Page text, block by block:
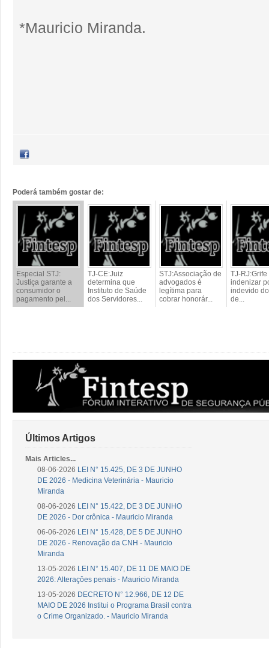
*Mauricio Miranda.
Poderá também gostar de:
Especial STJ:
Justiça garante a
consumidor o
pagamento pel...
TJ-CE:Juiz
determina que
Instituto de Saúde
dos Servidores...
STJ:Associação de
advogados é
legítima para
cobrar honorár...
TJ-
indenizar
indevido
de...
Últimos Artigos
Mais Articles...
08-06-2026 LEI N° 15.425, DE 3 DE JUNHO
DE 2026 - Medicina Veterinária - Mauricio
Miranda
08-06-2026 LEI N° 15.422, DE 3 DE JUNHO
DE 2026 - Dor crônica - Mauricio Miranda
06-06-2026 LEI N° 15.428, DE 5 DE JUNHO
DE 2026 - Renovação da CNH - Mauricio
Miranda
13-05-2026 LEI N° 15.407, DE 11 DE MAIO DE
2026: Alteraçôes penais - Mauricio Miranda
13-05-2026 DECRETO N° 12.966, DE 12 DE
MAIO DE 2026 Institui o Programa Brasil contra
o Crime Organizado. - Mauricio Miranda